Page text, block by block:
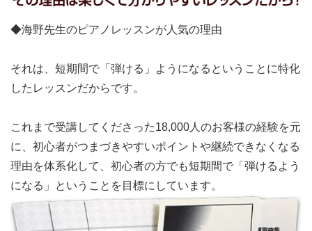
◆海野先生のピアノレッスンが人気の理由
それは、短期間で「弾ける」ようになるということに特化
したレッスンだからです。
これまで受講してくださった18,000人のお客様の経験を元
に、初心者がつまづきやすいポイントや継続できなくなる
理由を体系化して、初心者の方でも短期間で「弾ける よう
になる」ということを目標に しています。